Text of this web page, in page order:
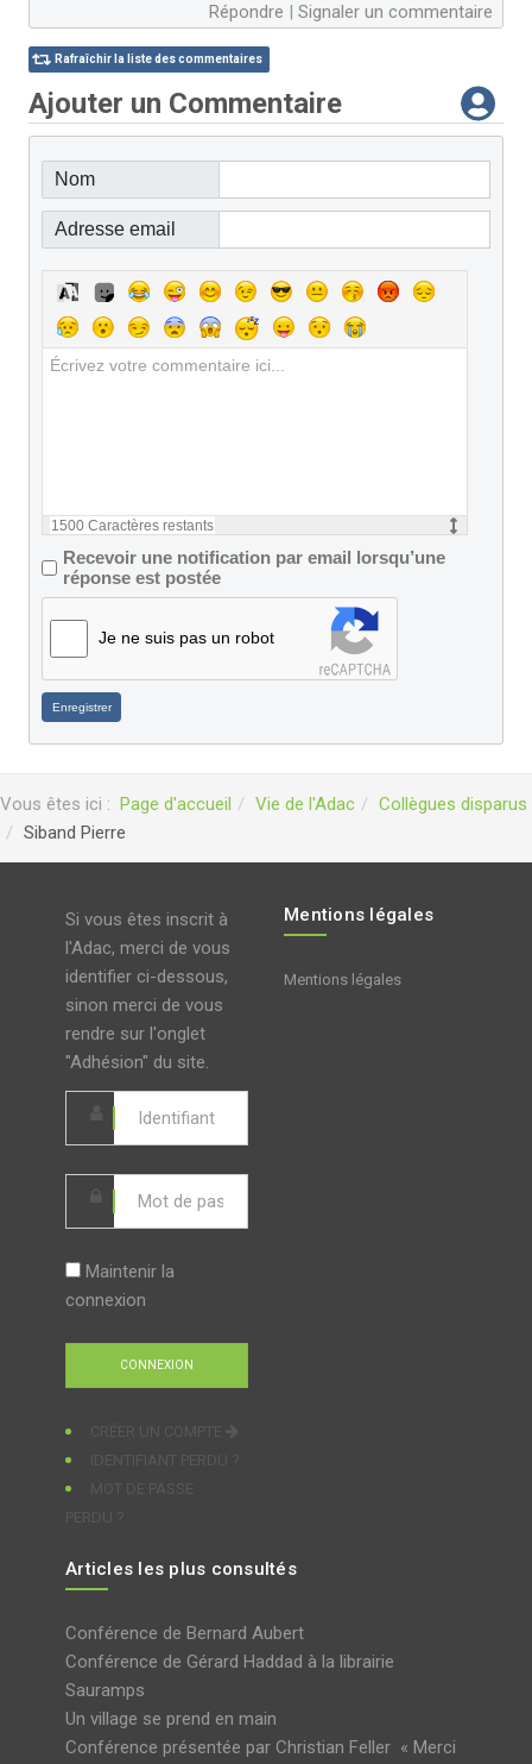
Répondre | Signaler un commentaire
Rafraîchir la liste des commentaires
Ajouter un Commentaire
Nom
Adresse email
1500 Caractères restants
Recevoir une notification par email lorsqu’une
réponse est postée
Je ne suis pas un robot
Enregistrer
Vous êtes ici : Page d'accueil Vie de l'Adac
Collègues disparus
Siband Pierre
Si vous êtes inscrit à
l'Adac, merci de vous
identifier ci-dessous,
sinon merci de vous
rendre sur l'onglet
"Adhésion" du site.
Maintenir la
connexion
Mentions légales
Mentions légales
Articles les plus consultés
Conférence de Bernard Aubert
Conférence de Gérard Haddad à la librairie
Sauramps
Un village se prend en main
Conférence présentée par Christian Feller « Merci